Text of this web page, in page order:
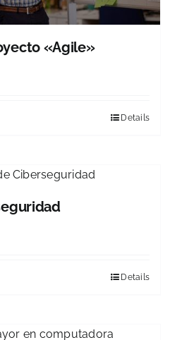
«Agile»
Details
Details